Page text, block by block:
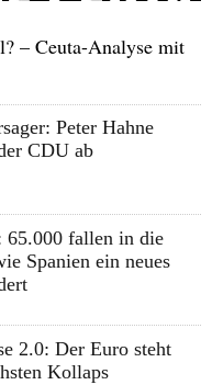
– Ceuta-Analyse mit
Peter Hahne
CDU ab
65.000 fallen in die
Spanien ein neues
2.0: Der Euro steht
Kollaps